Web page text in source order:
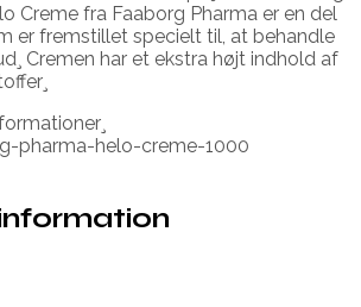
Creme fra Faaborg Pharma er en del
er fremstillet specielt til, at behandle
Cremen har et ekstra højt indhold af
pharma-helo-creme-1000